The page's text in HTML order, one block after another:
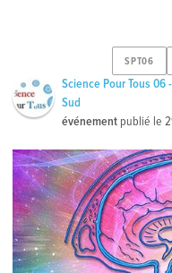
SPT06
Science Pour Tous
Sud
événement publié le